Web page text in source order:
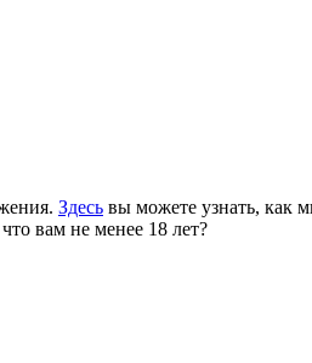
Здесь вы можете узнать, как
вам не менее 18 лет?